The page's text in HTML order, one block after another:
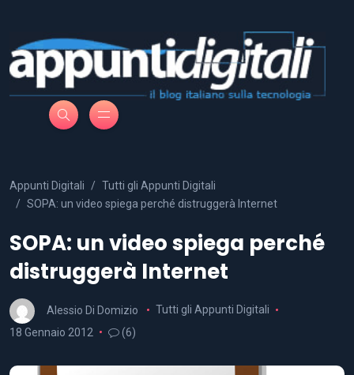
Appunti Digitali
Tutti gli Appunti Digitali
SOPA: un video spiega perché distruggerà Internet
SOPA: un video spiega perché
distruggerà Internet
Alessio Di Domizio
Tutti gli Appunti Digitali
18 Gennaio 2012
(6)